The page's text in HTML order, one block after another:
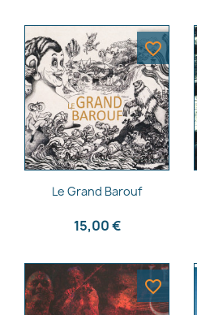
Aperçu rapide
Le Grand Barouf
15,00 €
favorite_border
favorite_border